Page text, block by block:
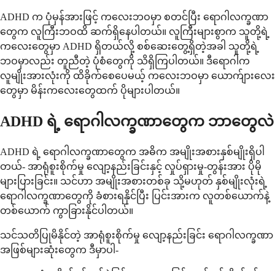
ADHD က ပုံမှန်အားဖြင့် ကလေးဘဝမှာ စတင်ပြီး ရောဂါလက္ခဏာ
တွေက လူကြီးဘဝထိ ဆက်ရှိနေပါတယ်။ လူကြီးများစွာက သူတို့ရဲ့
ကလေးတွေမှာ ADHD ရှိတယ်လို့ စစ်ဆေးတွေ့ရှိတဲ့အခါ သူတို့ရဲ့
ဘဝမှာလည်း တူညီတဲ့ ပုံစံတွေကို သိရှိကြပါတယ်။ ဒီရောဂါက
လူမျိုးအားလုံးကို ထိခိုက်စေပေမယ့် ကလေးဘဝမှာ ယောက်ျားလေး
တွေမှာ မိန်းကလေးတွေထက် ပိုများပါတယ်။
ADHD ရဲ့ ရောဂါလက္ခဏာတွေက ဘာတွေလဲ
ADHD ရဲ့ ရောဂါလက္ခဏာတွေက အဓိက အမျိုးအစားနှစ်မျိုးရှိပါ
တယ်- အာရုံစူးစိုက်မှု လျော့နည်းခြင်းနှင့် လှုပ်ရှားမှု-တွန်းအား ပိုမို
များပြားခြင်း။ သင်ဟာ အမျိုးအစားတစ်ခု သို့မဟုတ် နှစ်မျိုးလုံးရဲ့
ရောဂါလက္ခဏာတွေကို ခံစားရနိုင်ပြီး ပြင်းအားက လူတစ်ယောက်နဲ့
တစ်ယောက် ကွာခြားနိုင်ပါတယ်။
သင်သတိပြုမိနိုင်တဲ့ အာရုံစူးစိုက်မှု လျော့နည်းခြင်း ရောဂါလက္ခဏာ
အဖြစ်များဆုံးတွေက ဒီမှာပါ-